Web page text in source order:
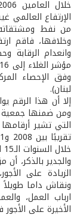
الإرتفاع العالمي
من نفط ومشتقاته
وخلافها، فاقم
وانعدام الرقابة
وفق الإحصاء
لبنان).
إلا أن هذا الرقم
ومن ضمنها جمعية
خلال السنوات الـ15 الأخيرة بحسب مؤسـسة البحوث والإستشارات.
والجدير بالذكر،
الزيادة على
ونقاش داما طويلاً
ارباب العمل،
الأخيرة على الأجور في 18 كانون الثاني